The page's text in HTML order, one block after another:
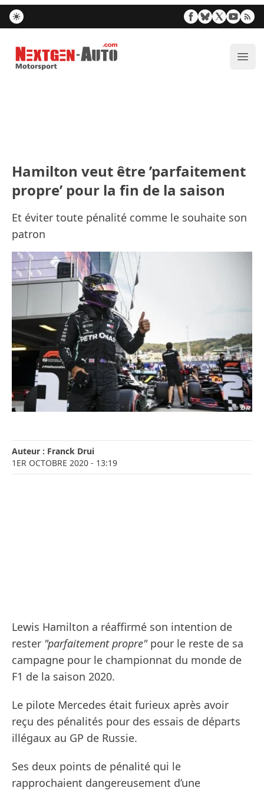
Nextgen-Auto.com
Hamilton veut être ’parfaitement
propre’ pour la fin de la saison
Et éviter toute pénalité comme le souhaite son
patron
Auteur : Franck Drui
1ER OCTOBRE 2020 - 13:19
Lewis Hamilton a réaffirmé son intention de
rester "parfaitement propre"pour le reste de sa
campagne pour le championnat du monde de
F1 de la saison 2020.
Le pilote Mercedes était furieux après avoir
reçu des pénalités pour des essais de départs
illégaux au GP de Russie.
Ses deux points de pénalité qui le
rapprochaient dangereusement d’une